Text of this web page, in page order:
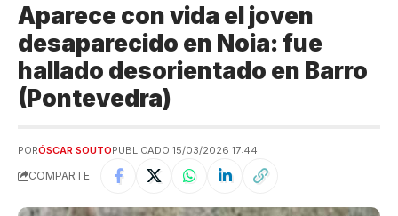
Aparece con vida el joven
desaparecido en Noia: fue
hallado desorientado en Barro
(Pontevedra)
PORÓSCAR SOUTOPUBLICADO 15/03/2026 17:44
COMPARTE